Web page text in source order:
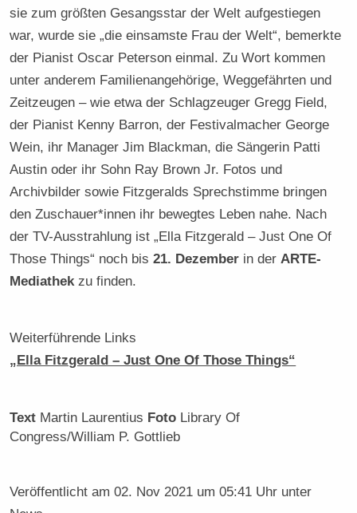
sie zum größten Gesangsstar der Welt aufgestiegen
war, wurde sie „die einsamste Frau der Welt“, bemerkte
der Pianist Oscar Peterson einmal. Zu Wort kommen
unter anderem Familienangehörige, Weggefährten und
Zeitzeugen – wie etwa der Schlagzeuger Gregg Field,
der Pianist Kenny Barron, der Festivalmacher George
Wein, ihr Manager Jim Blackman, die Sängerin Patti
Austin oder ihr Sohn Ray Brown Jr. Fotos und
Archivbilder sowie Fitzgeralds Sprechstimme bringen
den Zuschauer*innen ihr bewegtes Leben nahe. Nach
der TV-Ausstrahlung ist „Ella Fitzgerald – Just One Of
Those Things“ noch bis21. Dezember in derARTE-
Mediathekzu finden.
Weiterführende Links
„Ella Fitzgerald – Just One Of Those Things“
Text Martin Laurentius Foto Library Of
Congress/William P. Gottlieb
Veröffentlicht am02. Nov 2021 um 05:41 Uhr unter